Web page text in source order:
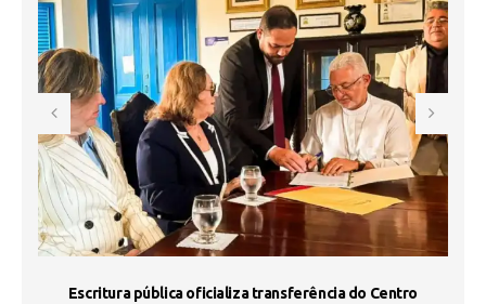
Escritura pública oficializa transferência do Centro